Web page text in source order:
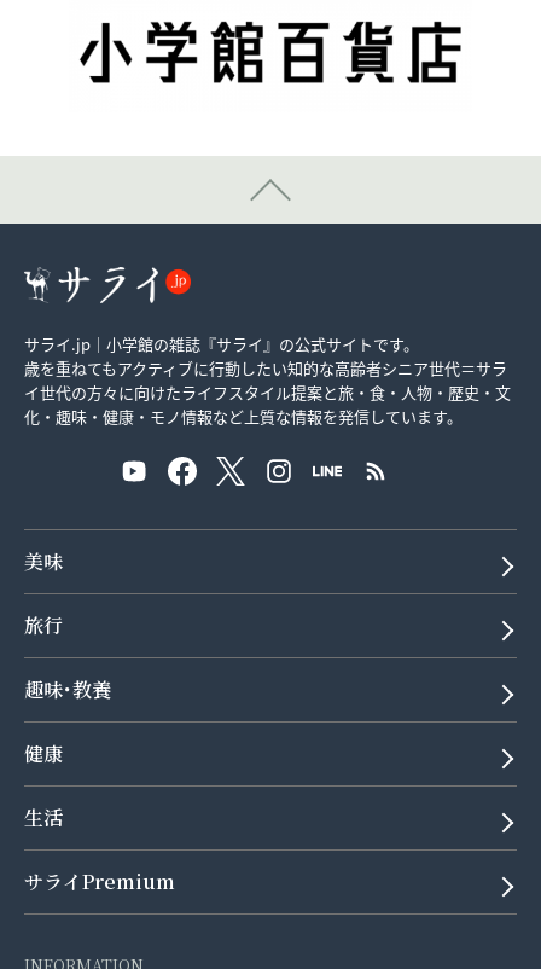
サライ.jp｜小学館の雑誌『サライ』の公式サイトです。
歳を重ねてもアクティブに行動したい知的な高齢者シニア世代＝サラ
イ世代の方々に向けたライフスタイル提案と旅・食・人物・歴史・文
化・趣味・健康・モノ情報など上質な情報を発信しています。
美味
旅行
趣味･教養
健康
生活
サライPremium